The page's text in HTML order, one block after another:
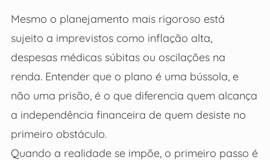
Mesmo o planejamento mais rigoroso está
sujeito a imprevistos como inflação alta,
despesas médicas súbitas ou oscilações na
renda. Entender que o plano é uma bússola, e
não uma prisão, é o que diferencia quem alcança
a independência financeira de quem desiste no
primeiro obstáculo.
Quando a realidade se impõe, o primeiro passo é